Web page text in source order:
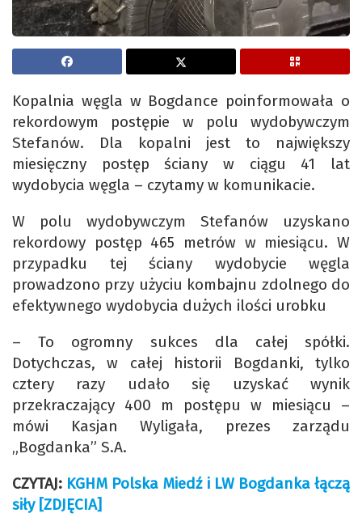
Kopalnia węgla w Bogdance poinformowała o
rekordowym postępie w polu wydobywczym
Stefanów. Dla kopalni jest to największy
miesięczny postęp ściany w ciągu 41 lat
wydobycia węgla – czytamy w komunikacie.
W polu wydobywczym Stefanów uzyskano
rekordowy postęp 465 metrów w miesiącu. W
przypadku tej ściany wydobycie węgla
prowadzono przy użyciu kombajnu zdolnego do
efektywnego wydobycia dużych ilości urobku
– To ogromny sukces dla całej spółki.
Dotychczas, w całej historii Bogdanki, tylko
cztery razy udało się uzyskać wynik
przekraczający 400 m postępu w miesiącu –
mówi Kasjan Wyligała, prezes zarządu
„Bogdanka” S.A.
CZYTAJ: KGHM Polska Miedź i LW Bogdanka łączą
siły [ZDJĘCIA]